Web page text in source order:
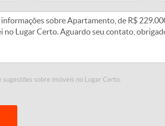
sugestões sobre imóveis no Lugar Certo.